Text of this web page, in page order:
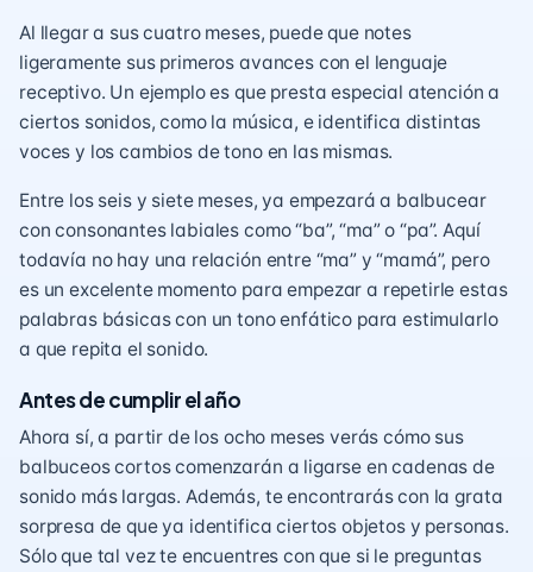
Al llegar a sus cuatro meses, puede que notes
ligeramente sus primeros avances con el lenguaje
receptivo. Un ejemplo es que presta especial atención a
ciertos sonidos, como la música, e identifica distintas
voces y los cambios de tono en las mismas.
Entre los seis y siete meses, ya empezará a balbucear
con consonantes labiales como “ba”, “ma” o “pa”. Aquí
todavía no hay una relación entre “ma” y “mamá”, pero
es un excelente momento para empezar a repetirle estas
palabras básicas con untono enfático para estimularlo
a que repita el sonido.
Antes de cumplir el año
Ahora sí, a partir de los ocho meses verás cómo sus
balbuceos cortos comenzarán a ligarse en cadenas de
sonido más largas. Además, te encontrarás con la grata
sorpresa de que ya identifica ciertos objetos y personas.
Sólo que tal vez te encuentres con que si le preguntas